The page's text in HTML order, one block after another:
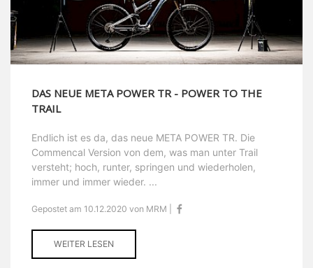
DAS NEUE META POWER TR - POWER TO THE
TRAIL
Endlich ist es da, das neue META POWER TR. Die
Commencal Version von dem, was man unter Trail
versteht; hoch, runter, springen und wiederholen,
immer und immer wieder. ...
Gepostet am 10.12.2020 von MRM |
WEITER LESEN